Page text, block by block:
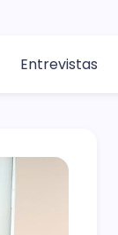
Entrevistas